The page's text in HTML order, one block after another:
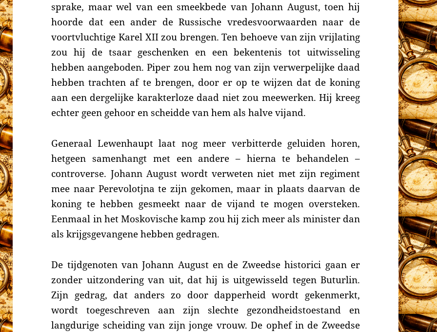
sprake, maar wel van een smeekbede van Johann August, toen hij
hoorde dat een ander de Russische vredesvoorwaarden naar de
voortvluchtige Karel XII zou brengen. Ten behoeve van zijn vrijlating
zou hij de tsaar geschenken en een bekentenis tot uitwisseling
hebben aangeboden. Piper zou hem nog van zijn verwerpelijke daad
hebben trachten af te bren­gen, door er op te wijzen dat de koning
aan een dergelijke karakterloze daad niet zou meewerken. Hij kreeg
echter geen gehoor en scheidde van hem als halve vijand.
Generaal Lewenhaupt laat nog meer verbitterde geluiden horen,
hetgeen samenhangt met een andere – hierna te behandelen –
controverse. Johann August wordt verweten niet met zijn regiment
mee naar Perevolotjna te zijn gekomen, maar in plaats daarvan de
koning te hebben gesmeekt naar de vijand te mogen oversteken.
Eenmaal in het Moskovische kamp zou hij zich meer als minister dan
als krijgsgevangene heb­ben gedragen.
De tijdgenoten van Johann August en de Zweedse historici gaan er
zonder uitzondering van uit, dat hij is uitgewisseld tegen Buturlin.
Zijn gedrag, dat anders zo door dapperheid wordt gekenmerkt,
wordt toegeschreven aan zijn slechte gezondheidstoestand en
langdurige scheiding van zijn jonge vrouw. De ophef in de Zweedse